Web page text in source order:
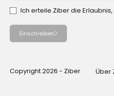
Ich erteile Ziber die
Einschreiben
Copyright 2026 - Ziber Über